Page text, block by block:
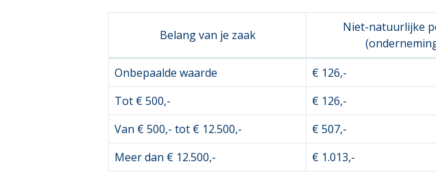
Belang van je zaak
Niet-natuurlijke
Onbepaalde waarde
€ 126,-
Tot € 500,-
€ 126,-
Van € 500,- tot € 12.500,-
€ 507,-
Meer dan € 12.500,-
€ 1.013,-